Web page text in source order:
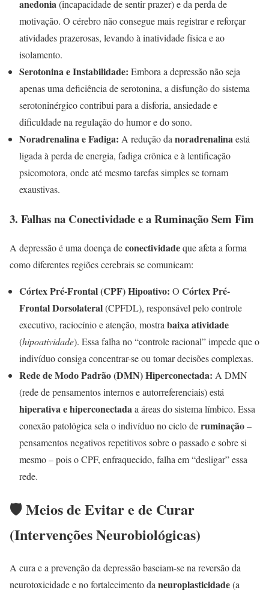
anedonia(incapacidade de sentir prazer) e da perda de
motivação. O cérebro não consegue mais registrar e reforçar
atividades prazerosas, levando à inatividade física e ao
isolamento.
Serotonina e Instabilidade: Embora a depressão não seja
apenas uma deficiência de serotonina, a disfunção do sistema
serotoninérgico contribui para a disforia, ansiedade e
dificuldade na regulação do humor e do sono.
Noradrenalina e Fadiga: A redução da noradrenalinaestá
ligada à perda de energia, fadiga crônica e à lentificação
psicomotora, onde até mesmo tarefas simples se tornam
exaustivas.
3. Falhas na Conectividade e a Ruminação Sem Fim
A depressão é uma doença deconectividadeque afeta a forma
como diferentes regiões cerebrais se comunicam:
Córtex Pré-Frontal (CPF) Hipoativo: O Córtex Pré-
Frontal Dorsolateral(CPFDL), responsável pelo controle
executivo, raciocínio e atenção, mostrabaixa atividade
(hipoatividade). Essa falha no “controle racional” impede que o
indivíduo consiga concentrar-se ou tomar decisões complexas.
Rede de Modo Padrão (DMN) Hiperconectada: A DMN
(rede de pensamentos internos e autorreferenciais) está
hiperativa e hiperconectadaa áreas do sistema límbico. Essa
conexão patológica sela o indivíduo no ciclo deruminação–
pensamentos negativos repetitivos sobre o passado e sobre si
mesmo – pois o CPF, enfraquecido, falha em “desligar” essa
rede.
🛡️ Meios de Evitar e de Curar
(Intervenções Neurobiológicas)
A cura e a prevenção da depressão baseiam-se na reversão da
neurotoxicidade e no fortalecimento daneuroplasticidade(a